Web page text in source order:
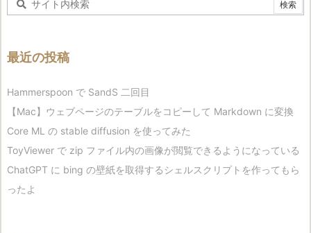
最近の投稿
Hammerspoon で SandS 二回目
【Mac】ウェブページのテーブルをコピーして Markdown に変換
Core ML の stable diffusion を使ってみた
ToyViewer で zip ファイル内の画像が閲覧できるようになっている
ChatGPT に bing の壁紙を取得するシェルスクリプトを作ってもら
ったよ